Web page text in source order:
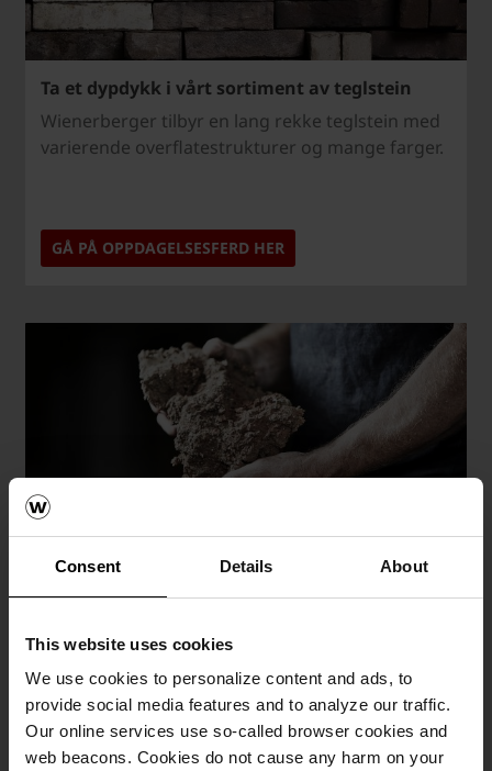
Consent Details About
This website uses cookies
We use cookies to personalize content and ads, to
provide social media features and to analyze our traffic.
Our online services use so-called browser cookies and
web beacons. Cookies do not cause any harm on your
Ta et dypdykk i vårt sortiment av teglstein
Wienerberger tilbyr en lang rekke teglstein med
varierende overflatestrukturer og mange farger.
GÅ PÅ OPPDAGELSESFERD HER
Bærekraft
Trenger du klimavennlige teglmaterialer? Vi har
produksjonen vår.
LES MER HER